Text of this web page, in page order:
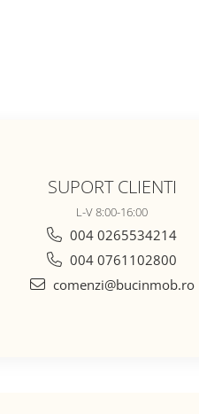
SUPORT CLIENTI
L-V 8:00-16:00
004 0265534214
004 0761102800
comenzi@bucinmob.ro